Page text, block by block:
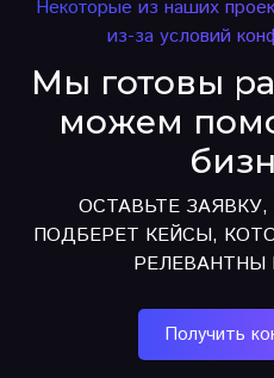
Некоторые из наших
из-за условий
Мы готовы
можем
ОСТАВЬТЕ
ПОДБЕРЕТ КЕЙСЫ,
Получить